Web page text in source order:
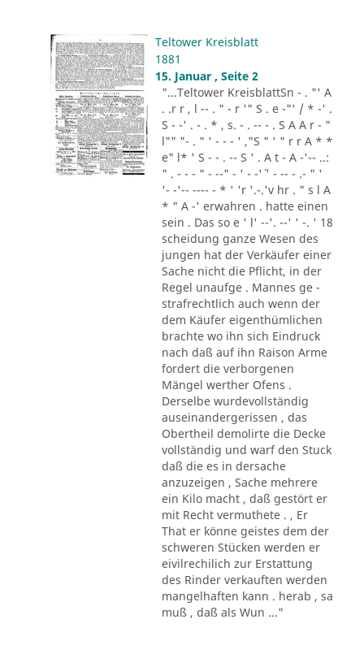
Teltower Kreisblatt
1881
15. Januar , Seite 2
"...Teltower KreisblattSn - . "' A
. .r r , l -- . " - r '" S . e -"' / * -' .
S - -' . - . * , s. - . -- - . S A A r - "
l"" "- . " ' - - - ' ,"S " ' " r r A * *
e" l* ' S - - . -- S ' . A t - A -'-- ..:
" . - - - " - --" - ' - -'´ ' - -- - .- " '
'- -'-- ---- - * ' 'r '.-.'v hr . " s l A
* " A -' erwahren . hatte einen
sein . Das so e ' l' --'. --' ' -. ' 18
scheidung ganze Wesen des
jungen hat der Verkäufer einer
Sache nicht die Pflicht, in der
Regel unaufge . Mannes ge -
strafrechtlich auch wenn der
dem Käufer eigenthümlichen
brachte wo ihn sich Eindruck
nach daß auf ihn Raison Arme
fordert die verborgenen
Mängel werther Ofens .
Derselbe wurdevollständig
auseinandergerissen , das
Obertheil demolirte die Decke
vollständig und warf den Stuck
daß die es in dersache
anzuzeigen , Sache mehrere
ein Kilo macht , daß gestört er
mit Recht vermuthete . , Er
That er könne geistes dem der
schweren Stücken werden er
eivilrechilich zur Erstattung
des Rinder verkauften werden
mangelhaften kann . herab , sa
muß , daß als Wun ..."